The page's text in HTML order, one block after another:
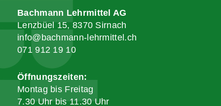
Bachmann Lehrmittel AG
Lenzbüel 15, 8370 Sirnach
info@bachmann-lehrmittel.ch
071 912 19 10
Öffnungszeiten:
Montag bis Freitag
7.30 Uhr bis 11.30 Uhr